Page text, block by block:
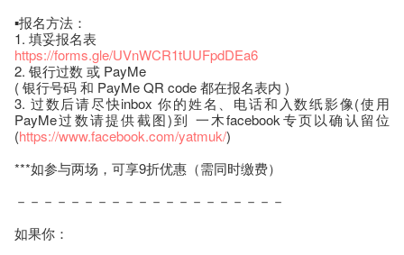
▪️报名方法：
1. 填妥报名表
https://forms.gle/UVnWCR1tUUFpdDEa6
2. 银行过数 或 PayMe
( 银行号码 和 PayMe QR code 都在报名表内 )
3. 过数后请尽快inbox 你的姓名、电话和入数纸影像(使用
PayMe过数请提供截图)到 一木facebook专页以确认留位
(https://www.facebook.com/yatmuk/)
***如参与两场，可享9折优惠（需同时缴费）
－－－－－－－－－－－－－－－－－－－－
如果你：